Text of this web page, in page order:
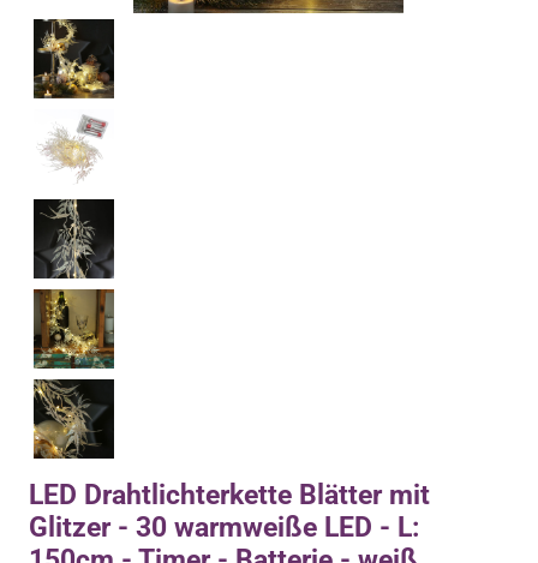
LED Drahtlichterkette Blätter mit
Glitzer - 30 warmweiße LED - L: